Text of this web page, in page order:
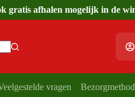
gratis afhalen mogelijk in de
vragen